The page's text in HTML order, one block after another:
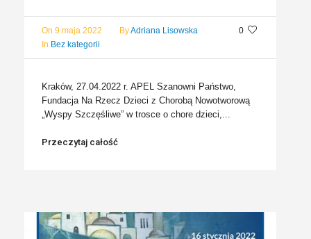
0
On 9 maja 2022 ByAdriana Lisowska
In Bez kategorii
Kraków, 27.04.2022 r. APEL Szanowni Państwo,
Fundacja Na Rzecz Dzieci z Chorobą Nowotworową
„Wyspy Szczęśliwe” w trosce o chore dzieci,...
Przeczytaj całość